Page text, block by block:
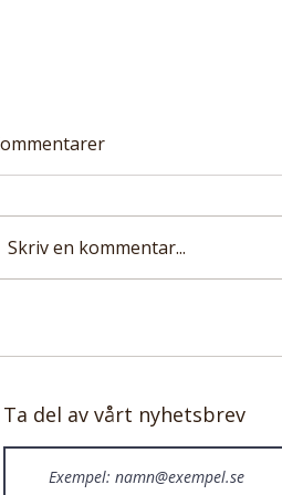
som nu kopplas till spridd
tarmcancer
Skriv en kommentar...
Ta del av vårt nyhetsbrev